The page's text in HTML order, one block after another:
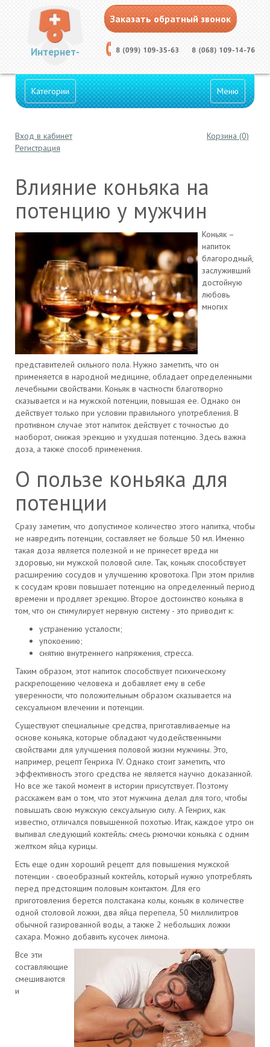
Интернет-
Аптека
Заказать обратный звонок
Категории Меню
Вход в кабинет
Регистрация
Корзина (0)
Влияние коньяка на
потенцию у мужчин
Коньяк –
напиток
благородный,
заслуживший
достойную
любовь
многих
представителей сильного пола. Нужно заметить, что он
применяется в народной медицине, обладает определенными
лечебными свойствами. Коньяк в частности благотворно
сказывается и на мужской потенции, повышая ее. Однако он
действует только при условии правильного употребления. В
противном случае этот напиток действует с точностью до
наоборот, снижая эрекцию и ухудшая потенцию. Здесь важна
доза, а также способ применения.
О пользе коньяка для
потенции
Сразу заметим, что допустимое количество этого напитка, чтобы
не навредить потенции, составляет не больше 50 мл. Именно
такая доза является полезной и не принесет вреда ни
здоровью, ни мужской половой силе. Так, коньяк способствует
расширению сосудов и улучшению кровотока. При этом прилив
к сосудам крови повышает потенцию на определенный период
времени и продляет эрекцию. Второе достоинство коньяка в
том, что он стимулирует нервную систему - это приводит к:
устранению усталости;
упокоению;
снятию внутреннего напряжения, стресса.
Таким образом, этот напиток способствует психическому
раскрепощению человека и добавляет ему в себе
уверенности, что положительным образом сказывается на
сексуальном влечении и потенции.
Существуют специальные средства, приготавливаемые на
основе коньяка, которые обладают чудодейственными
свойствами для улучшения половой жизни мужчины. Это,
например, рецепт Генриха ІV. Однако стоит заметить, что
эффективность этого средства не является научно доказанной.
Но все же такой момент в истории присутствует. Поэтому
расскажем вам о том, что этот мужчина делал для того, чтобы
повышать свою мужскую сексуальную силу. А Генрих, как
известно, отличался повышенной похотью. Итак, каждое утро он
выпивал следующий коктейль: смесь рюмочки коньяка с одним
желтком яйца курицы.
Есть еще один хороший рецепт для повышения мужской
потенции - своеобразный коктейль, который нужно употреблять
перед предстоящим половым контактом. Для его
приготовления берется полстакана колы, коньяк в количестве
одной столовой ложки, два яйца перепела, 50 миллилитров
обычной газированной воды, а также 2 небольших ложки
сахара. Можно добавить кусочек лимона.
Все эти
составляющие
смешиваются
и